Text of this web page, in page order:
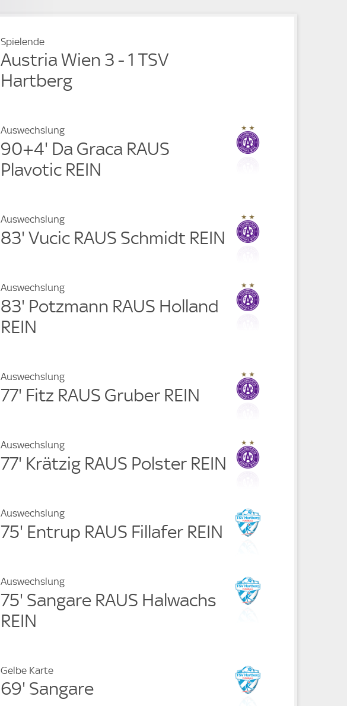
Spielende
Austria Wien 3 - 1 TSV
Hartberg
Auswechslung
90+4' Da Graca RAUS
Plavotic REIN
Auswechslung
83' Vucic RAUS Schmidt REIN
Auswechslung
83' Potzmann RAUS Holland
REIN
Auswechslung
77' Fitz RAUS Gruber REIN
Auswechslung
77' Krätzig RAUS Polster REIN
Auswechslung
75' Entrup RAUS Fillafer REIN
Auswechslung
75' Sangare RAUS Halwachs
REIN
Gelbe Karte
69' Sangare